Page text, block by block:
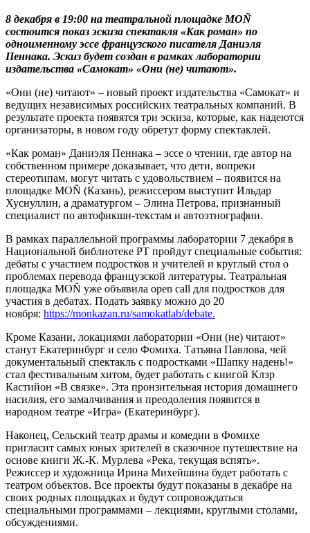
8 декабря в 19:00 на театральной площадке MOÑ
состоится показ эскиза спектакля «Как роман» по
одноименному эссе французского писателя Даниэля
Пеннака. Эскиз будет создан в рамках лаборатории
издательства «Самокат» «Они (не) читают».
«Они (не) читают» – новый проект издательства «Самокат» и
ведущих независимых российских театральных компаний. В
результате проекта появятся три эскиза, которые, как надеются
организаторы, в новом году обретут форму спектаклей.
«Как роман» Даниэля Пеннака – эссе о чтении, где автор на
собственном примере доказывает, что дети, вопреки
стереотипам, могут читать с удовольствием – появится на
площадке MOÑ (Казань), режиссером выступит Ильдар
Хуснуллин, а драматургом – Элина Петрова, признанный
специалист по автофикшн-текстам и автоэтнографии.
В рамках параллельной программы лаборатории 7 декабря в
Национальной библиотеке РТ пройдут специальные события:
дебаты с участием подростков и учителей и круглый стол о
проблемах перевода французской литературы. Театральная
площадка MOÑ уже объявила open call для подростков для
участия в дебатах. Подать заявку можно до 20
ноября: https://monkazan.ru/samokatlab/debate.
Кроме Казани, локациями лаборатории «Они (не) читают»
станут Екатеринбург и село Фомиха. Татьяна Павлова, чей
документальный спектакль с подростками «Шапку надень!»
стал фестивальным хитом, будет работать с книгой Клэр
Кастийон «В связке». Эта пронзительная история домашнего
насилия, его замалчивания и преодоления появится в
народном театре «Игра» (Екатеринбург).
Наконец, Сельский театр драмы и комедии в Фомихе
пригласит самых юных зрителей в сказочное путешествие на
основе книги Ж.-К. Мурлева «Река, текущая вспять».
Режиссер и художница Ирина Михейшина будет работать с
театром объектов. Все проекты будут показаны в декабре на
своих родных площадках и будут сопровождаться
специальными программами – лекциями, круглыми столами,
обсуждениями.